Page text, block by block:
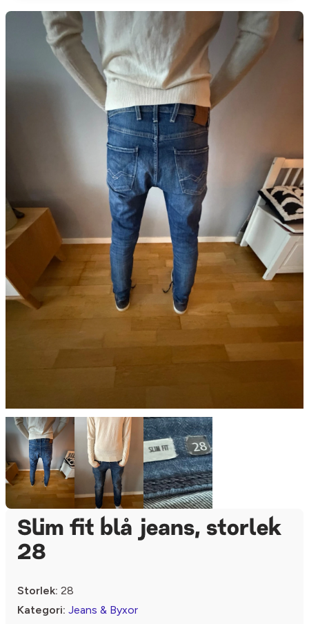
Slim fit blå jeans, storlek
28
Storlek: 28
Kategori: Jeans & Byxor